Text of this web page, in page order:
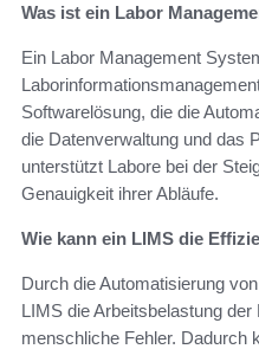
Was ist ein Labor
Ein Labor Management
Softwarelösung, die die
die Datenverwaltung und das
unterstützt Labore bei der
Genauigkeit ihrer Abläufe.
Wie kann ein LIMS die
Durch die Automatisierung
LIMS die Arbeitsbelastung
menschliche Fehler. Dadurch